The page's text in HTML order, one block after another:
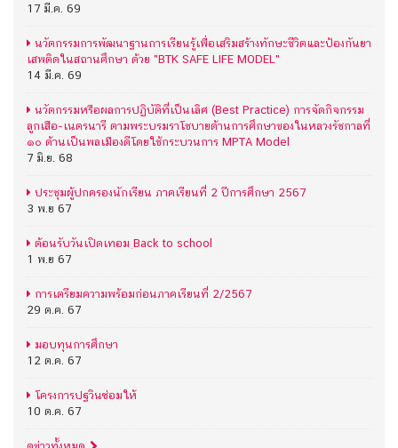
17 มี.ค. 69
นวัตกรรมการพัฒนาฐานการเรียนรู้เพื่อเสริมสร้างทักษะชีวิตและป้องกันยา
เสพติดในสถานศึกษา ด้วย "BTK SAFE LIFE MODEL"
14 มี.ค. 69
นวัตกรรมหรือผลการปฏิบัติที่เป็นเลิศ (ฺBest Practice) การจัดกิจกรรม
ลูกเสือ-เนตรนารี ตามพระบรมราโชบายด้านการศึกษาของในหลวงรัชกาลที่
๑๐ ด้านเป็นพลเมืองดีโดยใช้กระบวนการ MPTA Model
7 มิ.ย. 68
ประชุมผู้ปกครองนักเรียน ภาคเรียนที่ 2 ปีการศึกษา 2567
3 พ.ย 67
ต้อนรับวันเปิดเทอม ฺBack to school
1 พ.ย 67
การเตรียมความพร้อมก่อนภาคเรียนที่ 2/2567
29 ต.ค. 67
มอบทุนการศึกษา
12 ต.ค. 67
โครงการปฐวินซ่อมให้
10 ต.ค. 67